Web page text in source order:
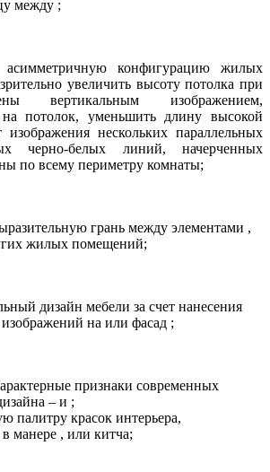
между ;
асимметричную конфигурацию жилых
увеличить высоту потолка при
вертикальным изображением,
потолок, уменьшить длину высокой
изображения нескольких параллельных
черно-белых линий, начерченных
по всему периметру комнаты;
грань между элементами ,
жилых помещений;
дизайн мебели за счет нанесения
на или фасад ;
признаки современных
– и ;
палитру красок интерьера,
манере , или китча;